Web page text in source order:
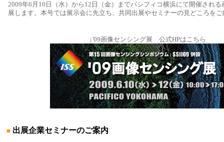
2009年6月10日（水）から12日（金）までパシフィコ横浜にて開催され
展します。本号では展示会に先立ち、共同出展やセミナーの見どころを
↓'09画像センシング展 公式HPはこちら
■ 出展企業セミナーのご案内